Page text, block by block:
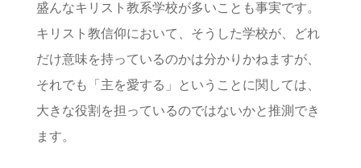
盛んなキリスト教系学校が多いことも事実です。
キリスト教信仰において、そうした学校が、どれ
だけ意味を持っているのかは分かりかねますが、
それでも「主を愛する」ということに関しては、
大きな役割を担っているのではないかと推測でき
ます。